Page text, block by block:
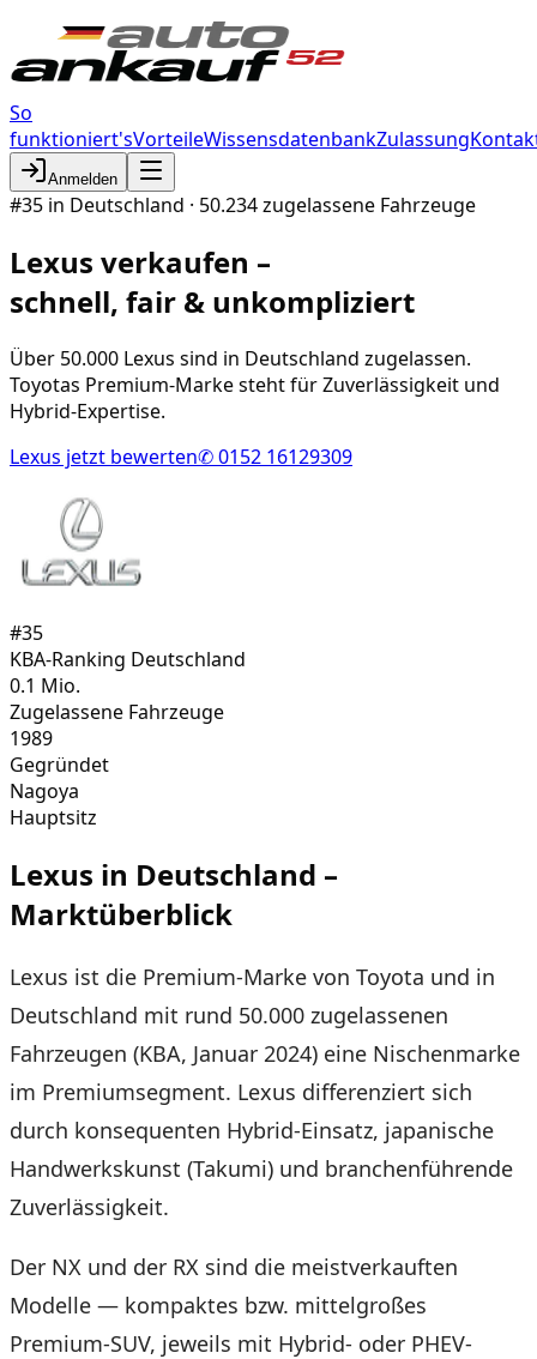
So
funktioniert'sVorteileWissensdatenbankZulassung
Anmelden
#35 in Deutschland · 50.234zugelassene Fahrzeuge
Lexus verkaufen –
schnell, fair & unkompliziert
Über 50.000 Lexus sind in Deutschland zugelassen.
Toyotas Premium-Marke steht für Zuverlässigkeit und
Hybrid-Expertise.
Lexus jetzt bewerten✆ 0152 16129309
#35
KBA-Ranking Deutschland
0.1 Mio.
Zugelassene Fahrzeuge
1989
Gegründet
Nagoya
Hauptsitz
Lexus in Deutschland –
Marktüberblick
Lexus ist die Premium-Marke von Toyota und in
Deutschland mit rund 50.000 zugelassenen
Fahrzeugen (KBA, Januar 2024) eine Nischenmarke
im Premiumsegment. Lexus differenziert sich
durch konsequenten Hybrid-Einsatz, japanische
Handwerkskunst (Takumi) und branchenführende
Zuverlässigkeit.
Der NX und der RX sind die meistverkauften
Modelle — kompaktes bzw. mittelgroßes
Premium-SUV, jeweils mit Hybrid- oder PHEV-